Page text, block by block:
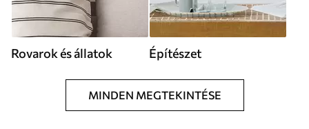
Rovarok és állatok Építészet
MINDEN MEGTEKINTÉSE